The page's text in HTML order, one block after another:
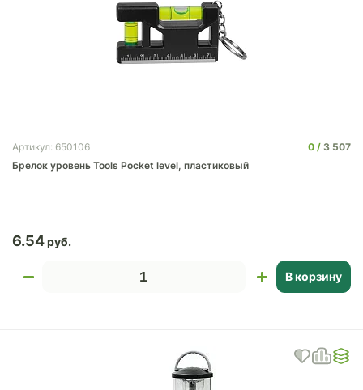
Артикул: 650106 0
3 507
Брелок уровень Tools Pocket level, пластиковый
6.54
В корзину